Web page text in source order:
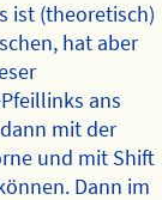
ist (theoretisch)
hat aber
ans
mit der
und mit Shift
Dann im